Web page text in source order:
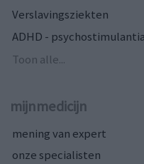
Verslavingsziekten
ADHD - psychostimulantia
Toon alle...
mijnmedicijn
mening van expert
onze specialisten